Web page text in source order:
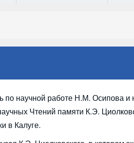
по научной работе Н.М. Осипова и
Чтений памяти К.Э.
в Калуге.